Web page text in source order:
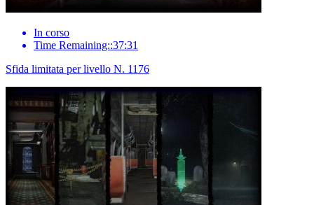
In corso
Time Remaining::37:31
Sfida limitata per livello N. 1176